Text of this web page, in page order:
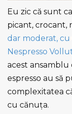
Eu zic că sunt
picant, crocant,
dar moderat,
Nespresso
acest
espresso au să
complexitatea
cu cănuța.